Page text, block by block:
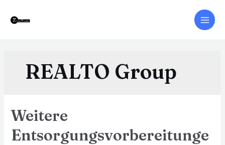
REALTO Group
Weitere
Entsorgungsvorbereitunge